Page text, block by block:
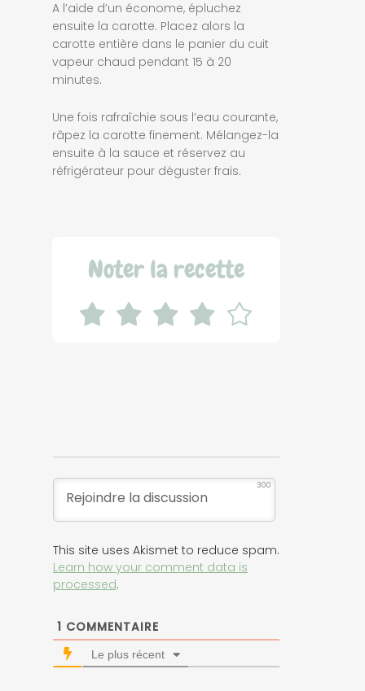
A l’aide d’un économe, épluchez
ensuite la carotte. Placez alors la
carotte entière dans le panier du cuit
vapeur chaud pendant 15 à 20
minutes.
Une fois rafraîchie sous l’eau courante,
râpez la carotte finement. Mélangez-la
ensuite à la sauce et réservez au
réfrigérateur pour déguster frais.
Noter la recette
300
This site uses Akismet to reduce spam.
Learn how your comment data is
processed.
1 COMMENTAIRE
Le plus récent